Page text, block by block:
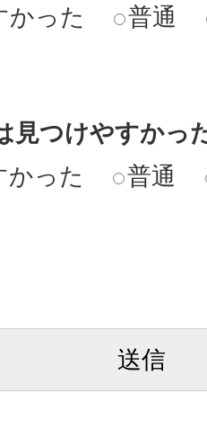
かった
普通
見つけやすかっ
かった
普通